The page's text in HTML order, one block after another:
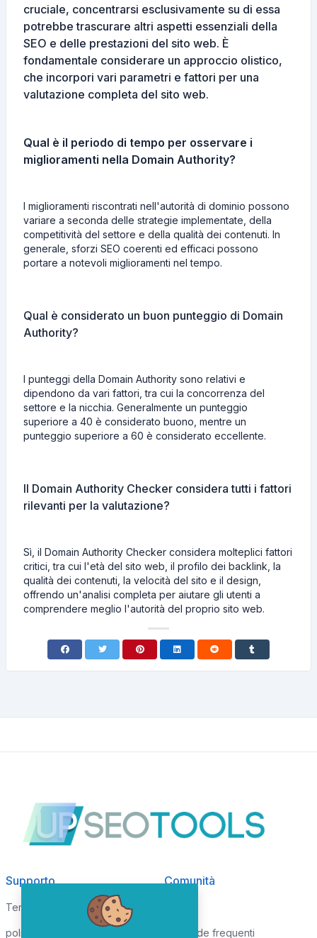
cruciale, concentrarsi esclusivamente su di essa
potrebbe trascurare altri aspetti essenziali della
SEO e delle prestazioni del sito web. È
fondamentale considerare un approccio olistico,
che incorpori vari parametri e fattori per una
valutazione completa del sito web.
Qual è il periodo di tempo per osservare i
miglioramenti nella Domain Authority?
I miglioramenti riscontrati nell'autorità di dominio possono
variare a seconda delle strategie implementate, della
competitività del settore e della qualità dei contenuti. In
generale, sforzi SEO coerenti ed efficaci possono
portare a notevoli miglioramenti nel tempo.
Qual è considerato un buon punteggio di Domain
Authority?
I punteggi della Domain Authority sono relativi e
dipendono da vari fattori, tra cui la concorrenza del
settore e la nicchia. Generalmente un punteggio
superiore a 40 è considerato buono, mentre un
punteggio superiore a 60 è considerato eccellente.
Il Domain Authority Checker considera tutti i fattori
rilevanti per la valutazione?
Sì, il Domain Authority Checker considera molteplici fattori
critici, tra cui l'età del sito web, il profilo dei backlink, la
qualità dei contenuti, la velocità del sito e il design,
offrendo un'analisi completa per aiutare gli utenti a
comprendere meglio l'autorità del proprio sito web.
Supporto
Termini di servizio
politica sulla riservatezza
Comunità
Domande frequenti